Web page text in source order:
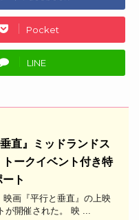
Pocket
LINE
直』ミッドランドス
ークイベント付き特
ート
映画『平行と垂直』の上映
が開催された。 映 ...